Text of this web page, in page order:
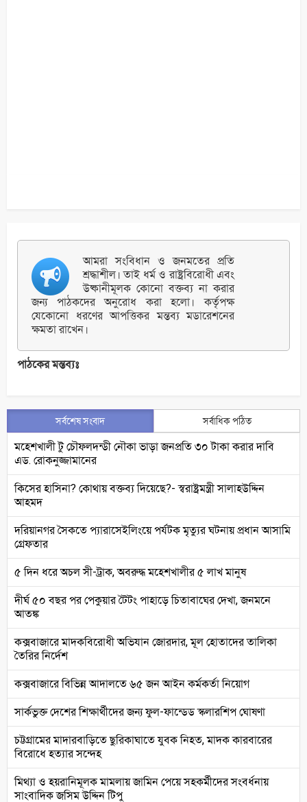
আমরা সংবিধান ও জনমতের প্রতি
শ্রদ্ধাশীল। তাই ধর্ম ও রাষ্ট্রবিরোধী এবং
উষ্কানীমূলক কোনো বক্তব্য না করার
জন্য পাঠকদের অনুরোধ করা হলো। কর্তৃপক্ষ
যেকোনো ধরণের আপত্তিকর মন্তব্য মডারেশনের
ক্ষমতা রাখেন।
পাঠকের মন্তব্যঃ
সর্বশেষ সংবাদ সর্বাধিক পঠিত
মহেশখালী টু চৌফলদন্ডী নৌকা ভাড়া জনপ্রতি ৩০ টাকা করার দাবি
এড. রোকনুজ্জামানের
কিসের হাসিনা? কোথায় বক্তব্য দিয়েছে?- স্বরাষ্ট্রমন্ত্রী সালাহউদ্দিন
আহমদ
দরিয়ানগর সৈকতে প্যারাসেইলিংয়ে পর্যটক মৃত্যুর ঘটনায় প্রধান আসামি
গ্রেফতার
৫ দিন ধরে অচল সী-ট্রাক, অবরুদ্ধ মহেশখালীর ৫ লাখ মানুষ
দীর্ঘ ৫০ বছর পর পেকুয়ার টৈটং পাহাড়ে চিতাবাঘের দেখা, জনমনে
আতঙ্ক
কক্সবাজারে মাদকবিরোধী অভিযান জোরদার, মূল হোতাদের তালিকা
তৈরির নির্দেশ
কক্সবাজারে বিভিন্ন আদালতে ৬৫ জন আইন কর্মকর্তা নিয়োগ
সার্কভুক্ত দেশের শিক্ষার্থীদের জন্য ফুল-ফান্ডেড স্কলারশিপ ঘোষণা
চট্টগ্রামের মাদারবাড়িতে ছুরিকাঘাতে যুবক নিহত, মাদক কারবারের
বিরোধে হত্যার সন্দেহ
মিথ্যা ও হয়রানিমূলক মামলায় জামিন পেয়ে সহকর্মীদের সংবর্ধনায়
সাংবাদিক জসিম উদ্দিন টিপু